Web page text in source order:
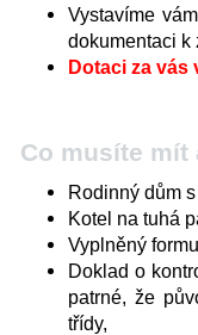
Vystavíme
dokumentaci
Dotaci za vás
Co musíte mít
Rodinný dům
Kotel na tuhá
Vyplněný
Doklad o
patrné, že
třídy,